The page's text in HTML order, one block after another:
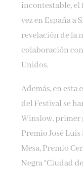
incontestable,
vez en España a
revelación de la
colaboración
Unidos.
Además, en esta
del Festival se
Winslow, primer
Premio José
Mesa, Premio
Negra “Ciudad